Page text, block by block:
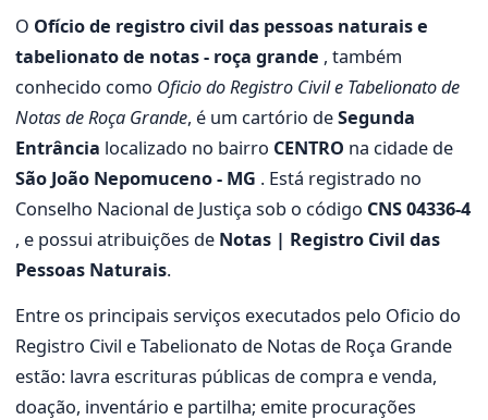
O Ofício de registro civil das pessoas naturais e
tabelionato de notas - roça grande , também
conhecido como Oficio do Registro Civil e Tabelionato de
Notas de Roça Grande, é um cartório deSegunda
Entrância localizado no bairro CENTRO na cidade de
São João Nepomuceno - MG . Está registrado no
Conselho Nacional de Justiça sob o código CNS 04336-4
, e possui atribuições de Notas | Registro Civil das
Pessoas Naturais.
Entre os principais serviços executados pelo Oficio do
Registro Civil e Tabelionato de Notas de Roça Grande
estão: lavra escrituras públicas de compra e venda,
doação, inventário e partilha; emite procurações